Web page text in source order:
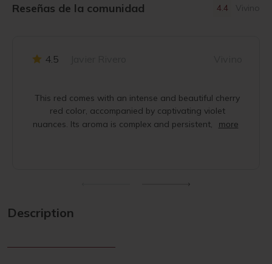
Reseñas de la comunidad 4.4 Vivino
4.5
This red comes with an intense and beautiful cherry
red color, accompanied by captivating violet
nuances. Its aroma is complex and persistent,
more
Description